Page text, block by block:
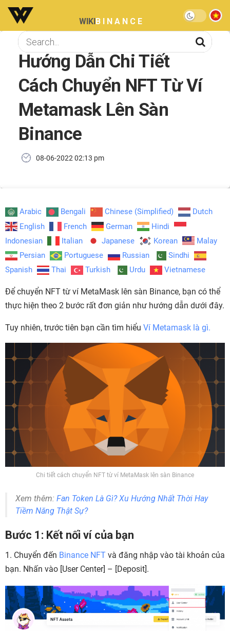
WIKIBINANCE
Hướng Dẫn Chi Tiết
Cách Chuyển NFT Từ Ví
Metamask Lên Sàn
Binance
08-06-2022 02:13 pm
Arabic Bengali Chinese (Simplified)
Dutch
English
French German
Hindi
Indonesian
Italian Japanese Korean
Malay
Persian
Portuguese Russian
Sindhi
Spanish
Thai Turkish Urdu Vietnamese
Để chuyển NFT từ ví MetaMask lên sàn Binance, bạn có thể
thực hiện theo 2 bước rất đơn giản như hướng dẫn dưới đây.
Tuy nhiên, trước tiên bạn cần tìm hiểu Ví Metamask là gì.
Chi tiết cách chuyển NFT từ ví MetaMask lên sàn Binance
Xem thêm: Fan Token Là Gì? Xu Hướng Nhất Thời Hay
Tiềm Năng Thật Sự?
Bước 1: Kết nối ví của bạn
1. Chuyển đến Binance NFT và đăng nhập vào tài khoản của
bạn. Nhấn vào [User Center] – [Deposit].